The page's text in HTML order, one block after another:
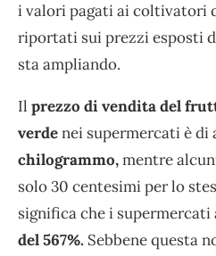
i valori pagati ai coltivatori
riportati sui prezzi esposti
sta ampliando.
Il prezzo di vendita del
verdenei supermercati è di
chilogrammo,mentre
solo 30 centesimi per lo
significa che i supermercati
del 567%. Sebbene questa